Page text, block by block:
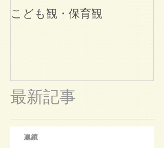
こども観・保育観
最新記事
連鎖